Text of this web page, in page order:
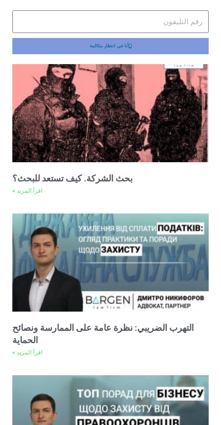
أنا في انتظار مكالمة
بحث الشركة. كيف تستعد للبحث؟
اقرأ المزيد >
التهرب الضريبي: نظرة عامة على الممارسة ونصائح
الحماية
اقرأ المزيد >